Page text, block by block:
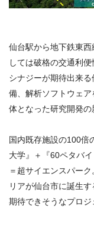
仙台駅から地下鉄東
しては破格の交通利
シナジーが期待出来
備、解析ソフトウェ
体となった研究開発の
国内既存施設の100倍
大学』＋『60ペタバ
＝超サイエンスパー
リアが仙台市に誕生
期待できそうなプロジ